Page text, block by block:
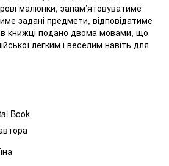
малюнки, запам’ятовуватиме
задані предмети, відповідатиме
книжці подано двома мовами, що
легким і веселим навіть для
Book